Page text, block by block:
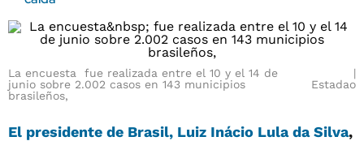
La encuesta fue realizada entre el 10 y el 14 de
junio sobre 2.002 casos en 143 municipios
brasileños,
Estadao
El presidente de Brasil, Luiz Inácio Lula da Silva,